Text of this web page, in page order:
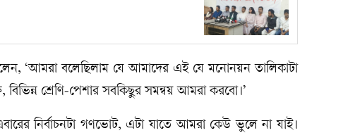
‘আমরা বলেছিলাম যে আমাদের এই যে মনোনয়ন তালিকাটা
শ্রেণি-পেশার সবকিছুর সমন্বয় আমরা করবো।’
নির্বাচনটা গণভোট, এটা যাতে আমরা কেউ ভুলে না যাই।